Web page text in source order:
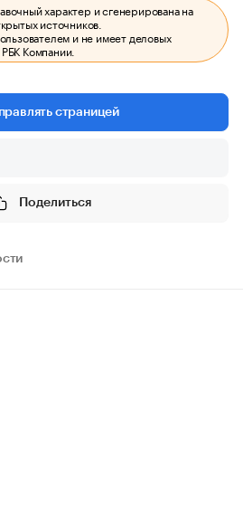
характер и сгенерирована на
источников.
и не имеет деловых
Компании.
страницей
Поделиться